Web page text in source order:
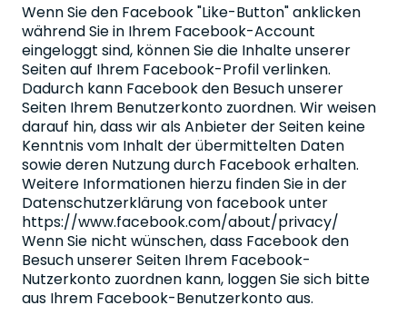
Wenn Sie den Facebook "Like-Button" anklicken
während Sie in Ihrem Facebook-Account
eingeloggt sind, können Sie die Inhalte unserer
Seiten auf Ihrem Facebook-Profil verlinken.
Dadurch kann Facebook den Besuch unserer
Seiten Ihrem Benutzerkonto zuordnen. Wir weisen
darauf hin, dass wir als Anbieter der Seiten keine
Kenntnis vom Inhalt der übermittelten Daten
sowie deren Nutzung durch Facebook erhalten.
Weitere Informationen hierzu finden Sie in der
Datenschutzerklärung von facebook unter
https://www.facebook.com/about/privacy/
Wenn Sie nicht wünschen, dass Facebook den
Besuch unserer Seiten Ihrem Facebook-
Nutzerkonto zuordnen kann, loggen Sie sich bitte
aus Ihrem Facebook-Benutzerkonto aus.